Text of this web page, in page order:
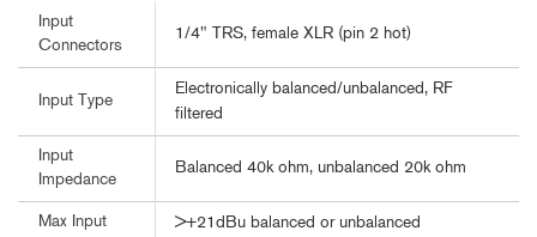
Input
Connectors
1/4" TRS, female XLR (pin 2 hot)
Input Type
Electronically balanced/unbalanced, RF
filtered
Input
Impedance
Balanced 40k ohm, unbalanced 20k ohm
Max Input >+21dBu balanced or unbalanced